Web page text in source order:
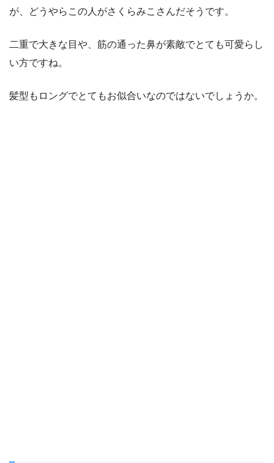
が、どうやらこの人がさくらみこさんだそうです。
二重で大きな目や、筋の通った鼻が素敵でとても可愛らし
い方ですね。
髪型もロングでとてもお似合いなのではないでしょうか。